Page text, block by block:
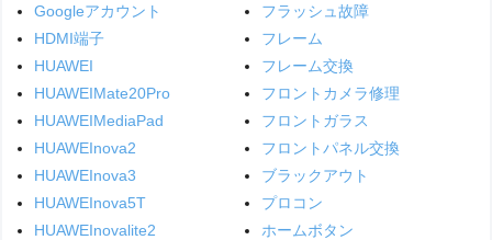
Googleアカウント
HDMI端子
HUAWEI
HUAWEIMate20Pro
HUAWEIMediaPad
HUAWEInova2
HUAWEInova3
HUAWEInova5T
HUAWEInovalite2
フラッシュ故障
フレーム
フレーム交換
フロントカメラ修理
フロントガラス
フロントパネル交換
ブラックアウト
プロコン
ホームボタン